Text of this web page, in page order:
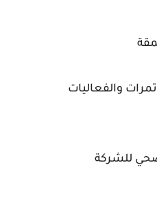
والفعاليات
للشركة